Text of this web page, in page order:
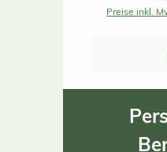
Preise inkl.